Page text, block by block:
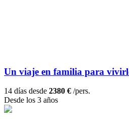
Un viaje en familia para
14 días desde 2380 € /pers.
Desde los 3 años